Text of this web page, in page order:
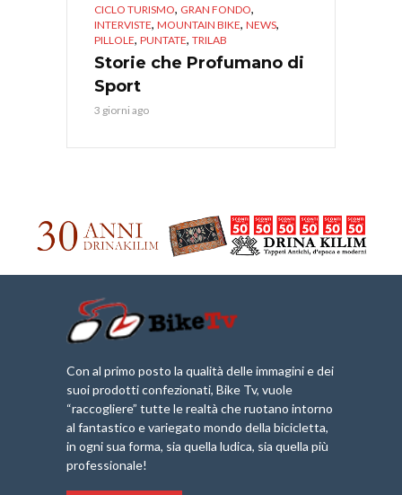
CICLO TURISMO, GRAN FONDO,
INTERVISTE, MOUNTAIN BIKE, NEWS,
PILLOLE, PUNTATE, TRILAB
Storie che Profumano di
Sport
3 giorni ago
Con al primo posto la qualità delle immagini e dei
suoi prodotti confezionati, Bike Tv, vuole
“raccogliere” tutte le realtà che ruotano intorno
al fantastico e variegato mondo della bicicletta,
in ogni sua forma, sia quella ludica, sia quella più
professionale!